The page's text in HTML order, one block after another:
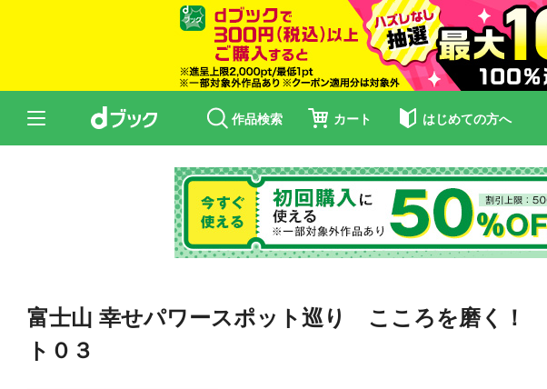
作品検索 カート はじめての方へ
富士山 幸せパワースポット巡り こころを磨く！
ト０３